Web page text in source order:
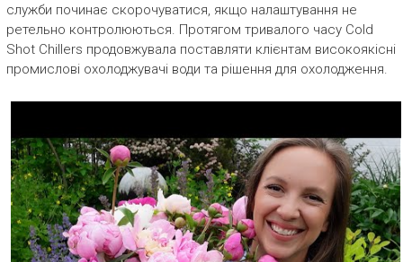
служби починає скорочуватися, якщо налаштування не
ретельно контролюються. Протягом тривалого часу Cold
Shot Chillers продовжувала поставляти клієнтам високоякісні
промислові охолоджувачі води та рішення для охолодження.